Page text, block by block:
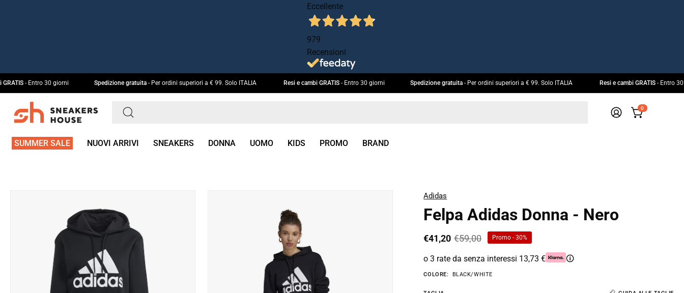
Eccellente
979
Recensioni
GRATIS- Entro 30 giorni Spedizione gratuita- Per ordini superiori a € 99. Solo ITALIA Resi e cambi GRATIS- Entro 30 giorni Spedizione gratuita- Per ordini superiori a € 99. Solo ITALIA Resi e cambi GRATIS-
Cerca
sul
IL
0
APRI
SUMMER SALE NUOVI ARRIVI SNEAKERS DONNA UOMO KIDS PROMO BRAND
Adidas
Felpa Adidas Donna - Nero
€41,20 €59,00 Promo -30%
o 3 rate da senza interessi 13,73 € 🛈
COLORE: BLACK/WHITE